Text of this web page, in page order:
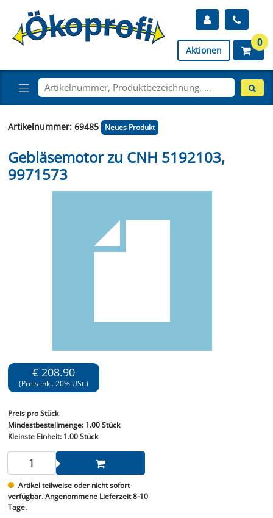
Aktionen
0
Artikelnummer: 69485 Neues Produkt
Gebläsemotor zu CNH 5192103,
9971573
€ 208.90
(Preis inkl. 20% USt.)
Preis pro Stück
Mindestbestellmenge: 1.00 Stück
Kleinste Einheit:1.00 Stück
Artikel teilweise oder nicht sofort
verfügbar. Angenommene Lieferzeit 8-10
Tage.